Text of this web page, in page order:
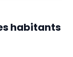
habitants